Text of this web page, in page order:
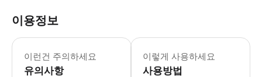
이용정보
이런건 주의하세요
유의사항
이 투어는 비가 오나 눈이 오나 진행
이렇게 사용하세요
사용방법